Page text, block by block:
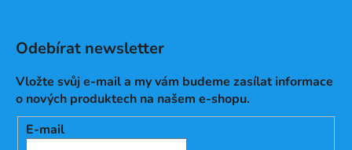
Odebírat newsletter
Vložte svůj e-mail a my vám budeme zasílat informace
o nových produktech na našem e-shopu.
E-mail